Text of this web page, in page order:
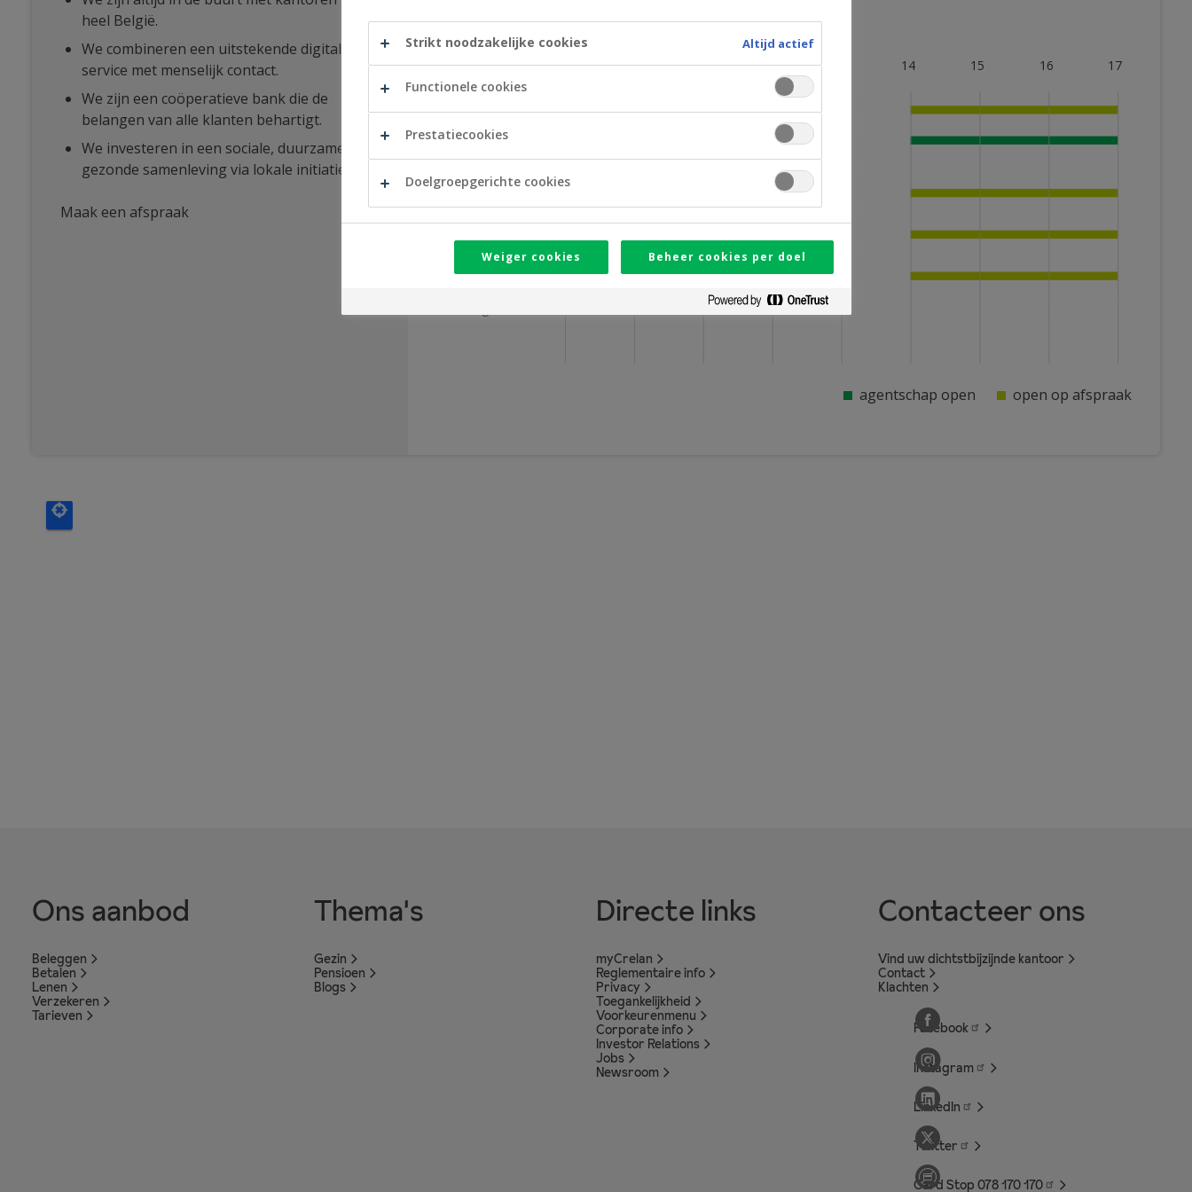
heel België.
We combineren een uitstekende digitale
service met menselijk contact.
We zijn een coöperatieve bank die de
belangen van alle klanten behartigt.
We investeren in een sociale, duurzame en
gezonde samenleving via lokale initiatieven.
Maak een afspraak
Dinsdag
Woensdag
Donderdag
09 10 11 12 14 15 16 17
agentschap open open op afspraak
Ons aanbod
Beleggen
Betalen
Lenen
Verzekeren
Tarieven
Thema's
Gezin
Pensioen
Blogs
Directe links
myCrelan
Reglementaire info
Privacy
Toegankelijkheid
Voorkeurenmenu
Corporate info
Investor Relations
Jobs
Newsroom
Contacteer ons
Vind uw dichtstbijzijnde kantoor
Contact
Klachten
Facebook
Instagram
LinkedIn
Twitter
Card Stop 078 170170
Strikt noodzakelijke cookies Altijd actief
Functionele cookies
Prestatiecookies
Doelgroepgerichte cookies
Weiger cookies Beheer cookies per doel